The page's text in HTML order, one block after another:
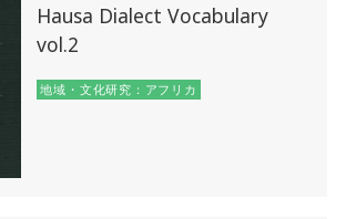
Hausa Dialect Vocabulary
vol.2
地域・文化研究：アフリカ